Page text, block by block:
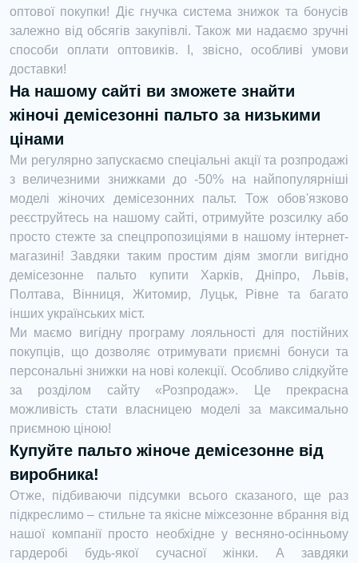
оптової покупки! Діє гнучка система знижок та бонусів
залежно від обсягів закупівлі. Також ми надаємо зручні
способи оплати оптовиків. І, звісно, особливі умови
доставки!
На нашому сайті ви зможете знайти
жіночі демісезонні пальто за низькими
цінами
Ми регулярно запускаємо спеціальні акції та розпродажі
з величезними знижками до -50% на найпопулярніші
моделі жіночих демісезонних пальт. Тож обов'язково
реєструйтесь на нашому сайті, отримуйте розсилку або
просто стежте за спецпропозиціями в нашому інтернет-
магазині! Завдяки таким простим діям змогли вигідно
демісезонне пальто купити Харків, Дніпро, Львів,
Полтава, Вінниця, Житомир, Луцьк, Рівне та багато
інших українських міст.
Ми маємо вигідну програму лояльності для постійних
покупців, що дозволяє отримувати приємні бонуси та
персональні знижки на нові колекції. Особливо слідкуйте
за розділом сайту «Розпродаж». Це прекрасна
можливість стати власницею моделі за максимально
приємною ціною!
Купуйте пальто жіноче демісезонне від
виробника!
Отже, підбиваючи підсумки всього сказаного, ще раз
підкреслимо – стильне та якісне міжсезонне вбрання від
нашої компанії просто необхідне у весняно-осінньому
гардеробі будь-якої сучасної жінки. А завдяки